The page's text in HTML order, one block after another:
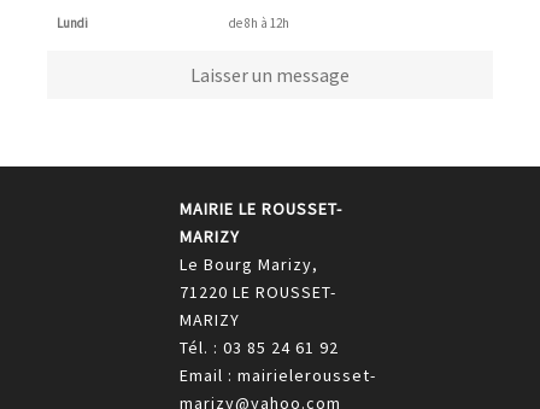
Lundi
de 8h à 12h
Laisser un message
MAIRIE LE ROUSSET-
MARIZY
Le Bourg Marizy,
71220 LE ROUSSET-
MARIZY
Tél. : 03 85 24 61 92
Email : mairielerousset-
marizy@yahoo.com